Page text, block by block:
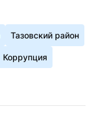
Тазовский район
Коррупция